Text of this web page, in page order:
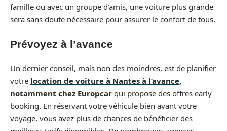
famille ou avec un groupe d’amis, une voiture plus grande
sera sans doute nécessaire pour assurer le confort de tous.
Prévoyez à l’avance
Un dernier conseil, mais non des moindres, est de planifier
votre location de voiture à Nantes à l’avance,
notamment chez Europcar qui propose des offres early
booking. En réservant votre véhicule bien avant votre
voyage, vous avez plus de chances de bénéficier des